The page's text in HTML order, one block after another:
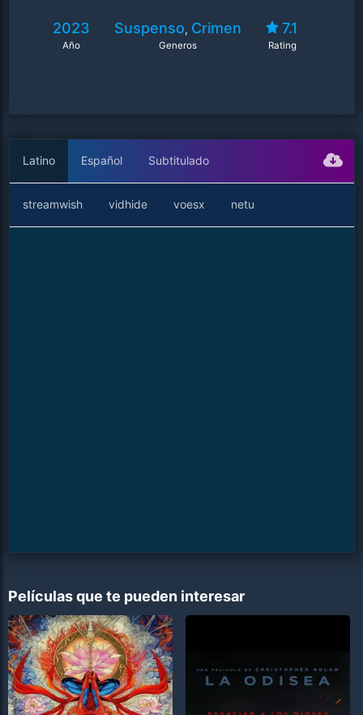
2023
Año
Suspenso, Crimen
Generos
7.1
Rating
Latino Español Subtitulado
streamwish vidhide voesx netu
Películas que te pueden interesar